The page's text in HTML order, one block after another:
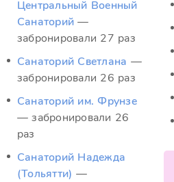
Центральный Военный
Санаторий —
забронировали 27 раз
Санаторий Светлана —
забронировали 26 раз
Санаторий им. Фрунзе
— забронировали 26
раз
Санаторий Надежда
(Тольятти) —